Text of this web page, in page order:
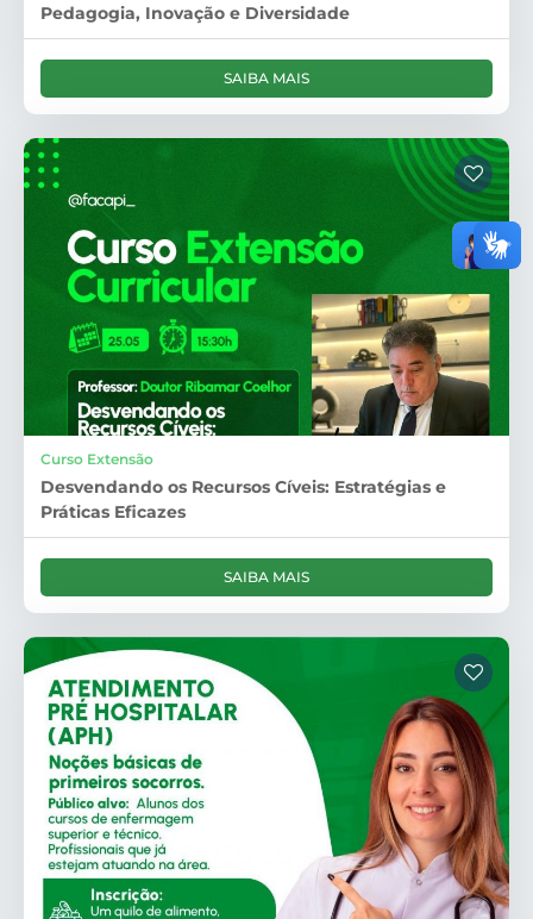
Pedagogia, Inovação e Diversidade
SAIBA MAIS
Curso Extensão
Desvendando os Recursos Cíveis: Estratégias e
Práticas Eficazes
SAIBA MAIS